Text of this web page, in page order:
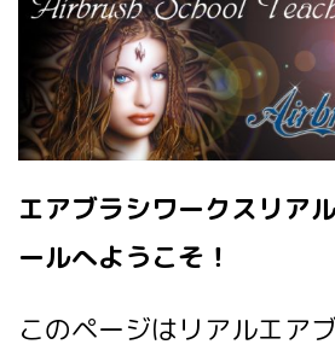
エアブラシワークスリア
ールへようこそ！
このページはリアルエア